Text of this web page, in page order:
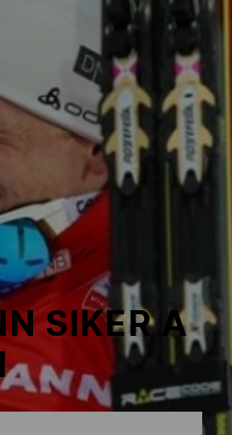
SIKER A